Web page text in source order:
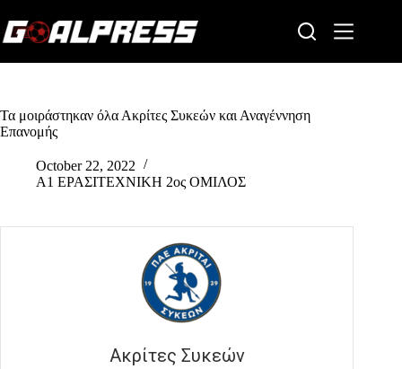
to
content
Τα μοιράστηκαν όλα Ακρίτες Συκεών και Αναγέννηση
Επανομής
October 22, 2022
Α1 ΕΡΑΣΙΤΕΧΝΙΚΗ 2ος ΟΜΙΛΟΣ
Ακρίτες Συκεών